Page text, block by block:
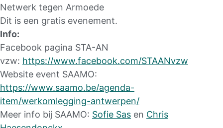
Netwerk tegen Armoede
Dit is een gratis evenement.
Info:
Facebook pagina STA-AN
vzw: https://www.facebook.com/STAANvzw
Website event SAAMO:
https://www.saamo.be/agenda-
item/werkomlegging-antwerpen/
Meer info bij SAAMO: Sofie Sas en Chris